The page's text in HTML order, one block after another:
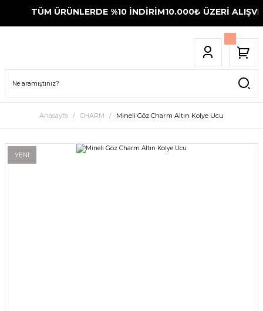
TÜM ÜRÜNLERDE %10 İNDİRİM10.000₺ ÜZERİ
Anasayfa CHARM Mineli Göz Charm Altın Kolye Ucu
YENİ